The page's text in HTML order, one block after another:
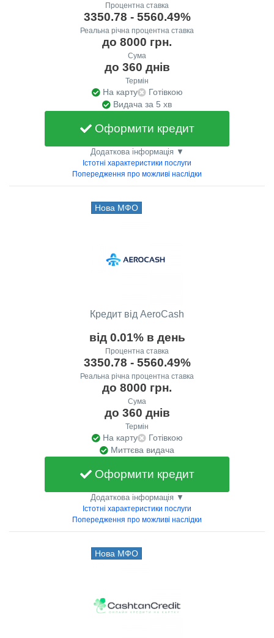
Процентна ставка
3350.78 - 5560.49%
Реальна річна процентна ставка
до 8000 грн.
Сума
до 360 днів
Термін
На карту
Готівкою
Видача за 5 хв
Оформити кредит
Додаткова інформація ▼
Істотні характеристики послуги
Попередження про можливі наслідки
Нова МФО
Кредит від AeroCash
від 0.01% в день
Процентна ставка
3350.78 - 5560.49%
Реальна річна процентна ставка
до 8000 грн.
Сума
до 360 днів
Термін
На карту
Готівкою
Миттєва видача
Оформити кредит
Додаткова інформація ▼
Істотні характеристики послуги
Попередження про можливі наслідки
Нова МФО